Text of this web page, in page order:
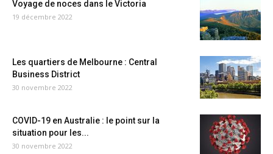
Voyage de noces dans le Victoria
19 décembre 2022
Les quartiers de Melbourne : Central
Business District
30 novembre 2022
COVID-19 en Australie : le point sur la
situation pour les...
30 novembre 2022